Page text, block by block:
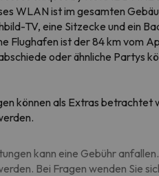
WLAN ist im gesamten
TV, eine Sitzecke und ein
Flughafen ist der 84 km vom
oder ähnliche Partys
können als Extras
kann eine Gebühr
Bei Fragen wenden Sie